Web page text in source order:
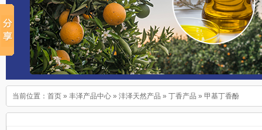
当前位置： 首页 » 丰泽产品中心 » 沣泽天然产品 » 丁香产品 » 甲基丁香酚